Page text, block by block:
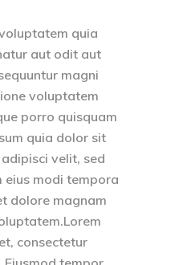
quia
aut odit aut
magni
voluptatem
porro quisquam
quia dolor sit
velit, sed
eius modi tempora
dolore magnam
consectetur